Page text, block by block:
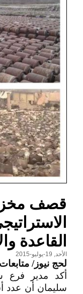
قصف
القاعدة
الأحد, 19-يوليو-2015
لحج نيوز/ متابعات
أكد مدير فرع
سليمان أن عدد